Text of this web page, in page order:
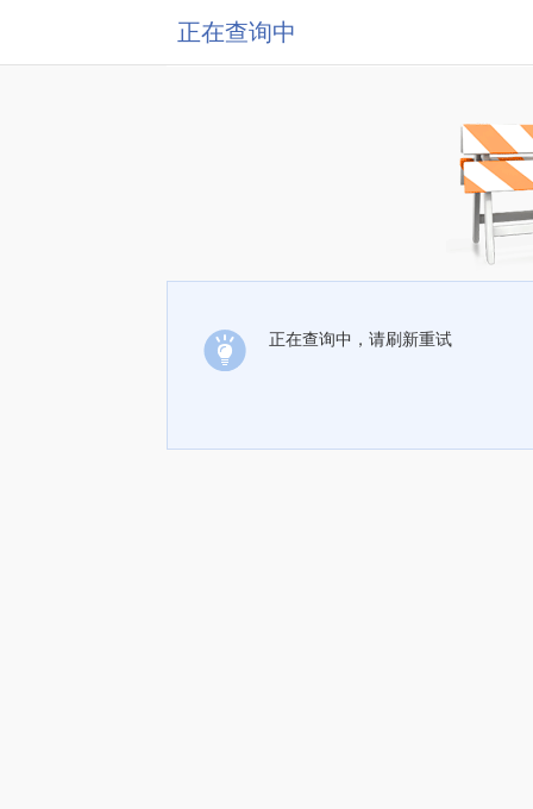
正在查询中
正在查询中，请刷新重试